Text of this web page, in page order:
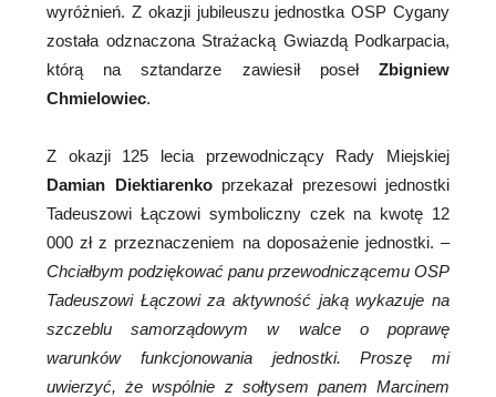
wyróżnień. Z okazji jubileuszu jednostka OSP Cygany
została odznaczona Strażacką Gwiazdą Podkarpacia,
którą na sztandarze zawiesił poseł Zbigniew
Chmielowiec.
Z okazji 125 lecia przewodniczący Rady Miejskiej
Damian Diektiarenkoprzekazał prezesowi jednostki
Tadeuszowi Łączowi symboliczny czek na kwotę 12
000 zł z przeznaczeniem na doposażenie jednostki. –
Chciałbym podziękować panu przewodniczącemu OSP
Tadeuszowi Łączowi za aktywność jaką wykazuje na
szczeblu samorządowym w walce o poprawę
warunków funkcjonowania jednostki. Proszę mi
uwierzyć, że wspólnie z sołtysem panem Marcinem